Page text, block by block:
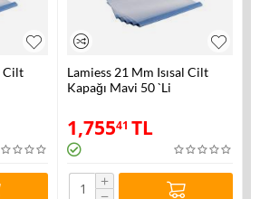
Cilt
Lamiess 21 Mm Isısal Cilt
Kapağı Mavi 50 `Li
1,75541 TL
+